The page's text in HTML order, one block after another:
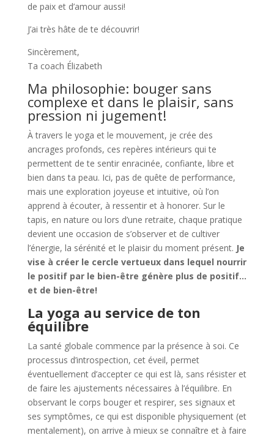
de paix et d’amour aussi!
J’ai très hâte de te découvrir!
Sincèrement,
Ta coach Élizabeth
Ma philosophie: bouger sans
complexe et dans le plaisir, sans
pression ni jugement!
À travers le yoga et le mouvement, je crée des
ancrages profonds, ces repères intérieurs qui te
permettent de te sentir enracinée, confiante, libre et
bien dans ta peau. Ici, pas de quête de performance,
mais une exploration joyeuse et intuitive, où l’on
apprend à écouter, à ressentir et à honorer. Sur le
tapis, en nature ou lors d’une retraite, chaque pratique
devient une occasion de s’observer et de cultiver
l’énergie, la sérénité et le plaisir du moment présent. Je
vise à créer le cercle vertueux dans lequel nourrir
le positif par le bien-être génère plus de positif…
et de bien-être!
La yoga au service de ton
équilibre
La santé globale commence par la présence à soi. Ce
processus d’introspection, cet éveil, permet
éventuellement d’accepter ce qui est là, sans résister et
de faire les ajustements nécessaires à l’équilibre. En
observant le corps bouger et respirer, ses signaux et
ses symptômes, ce qui est disponible physiquement (et
mentalement), on arrive à mieux se connaître et à faire